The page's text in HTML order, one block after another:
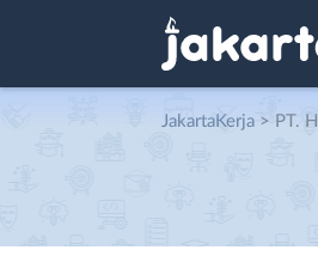
JakartaKerja > PT.